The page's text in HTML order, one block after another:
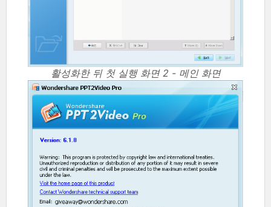
활성화한 뒤 첫 실행 화면 2 - 메인 화면